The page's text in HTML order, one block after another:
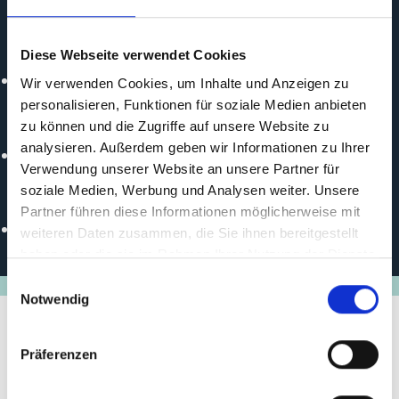
Diese Webseite verwendet Cookies
Wir verwenden Cookies, um Inhalte und Anzeigen zu
personalisieren, Funktionen für soziale Medien anbieten
zu können und die Zugriffe auf unsere Website zu
analysieren. Außerdem geben wir Informationen zu Ihrer
Verwendung unserer Website an unsere Partner für
soziale Medien, Werbung und Analysen weiter. Unsere
Partner führen diese Informationen möglicherweise mit
weiteren Daten zusammen, die Sie ihnen bereitgestellt
haben oder die sie im Rahmen Ihrer Nutzung der Dienste
Einwilligungsauswahl
Notwendig
Präferenzen
Politischer Partner
ISG erfasst keine pol. Partner
Durchführungspartner
ISG erfasst keine implem. Partner
Online
https://iki-small-grants.de/project_id/A_VNM_30247
Stand der